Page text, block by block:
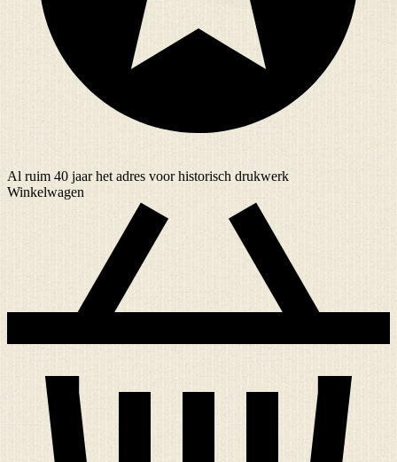
Al ruim 40 jaarhet adres voor historisch drukwerk
Winkelwagen